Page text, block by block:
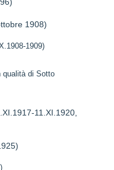
1908)
1909)
qualità di Sotto
11.XI.1920,